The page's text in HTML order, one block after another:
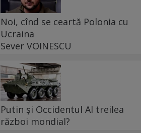
Noi, cînd se ceartă Polonia cu
Ucraina
Sever VOINESCU
Putin și Occidentul Al treilea
război mondial?